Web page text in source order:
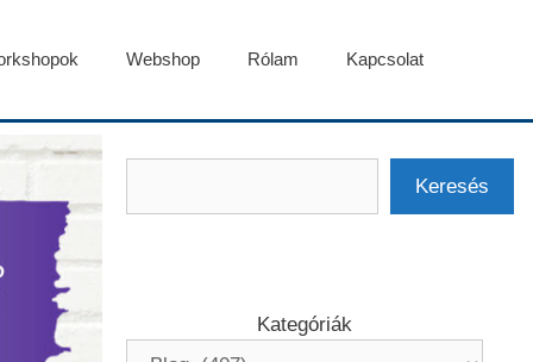
Webshop Rólam Kapcsolat
Keresés
Kategóriák